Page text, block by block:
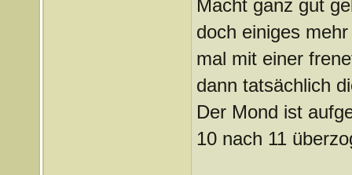
Macht ganz gut
doch einiges
mal mit einer
dann tatsächlich
Der Mond ist
10 nach 11